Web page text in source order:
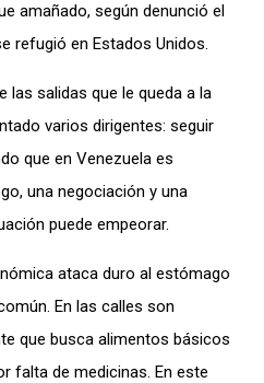
amañado, según denunció el
refugió en Estados Unidos.
las salidas que le queda a la
varios dirigentes: seguir
que en Venezuela es
una negociación y una
puede empeorar.
ataca duro al estómago
En las calles son
que busca alimentos básicos
falta de medicinas. En este